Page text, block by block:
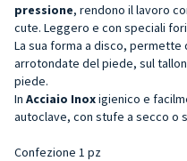
pressione, rendono il lavoro
cute. Leggero e con speciali
La sua forma a disco,
arrotondate del piede, sul
piede.
In Acciaio Inoxigienico e
autoclave, con stufe a secco o
Confezione 1 pz